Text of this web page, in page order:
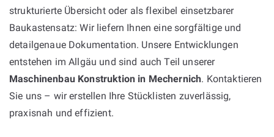
strukturierte Übersicht oder als flexibel einsetzbarer
Baukastensatz: Wir liefern Ihnen eine sorgfältige und
detailgenaue Dokumentation. Unsere Entwicklungen
entstehen im Allgäu und sind auch Teil unserer
Maschinenbau Konstruktion in Mechernich. Kontaktieren
Sie uns – wir erstellen Ihre Stücklisten zuverlässig,
praxisnah und effizient.